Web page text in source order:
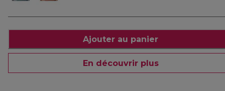
Ajouter au panier
En découvrir plus